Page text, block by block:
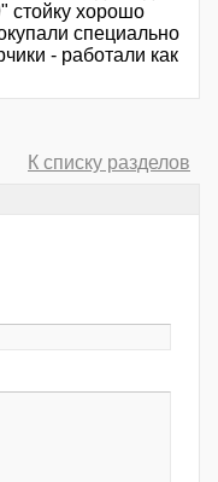
стойку хорошо
специально
- работали как
К списку разделов